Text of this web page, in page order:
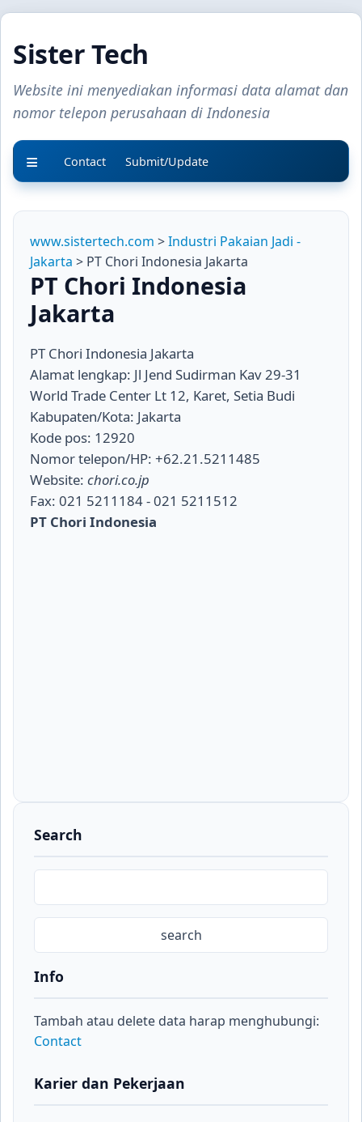
Sister Tech
Website ini menyediakan informasi data alamat dan
nomor telepon perusahaan di Indonesia
Contact Submit/Update
www.sistertech.com >Industri Pakaian Jadi -
Jakarta > PT Chori Indonesia Jakarta
PT Chori Indonesia
Jakarta
PT Chori Indonesia Jakarta
Alamat lengkap: Jl Jend Sudirman Kav 29-31
World Trade Center Lt 12, Karet, Setia Budi
Kabupaten/Kota: Jakarta
Kode pos: 12920
Nomor telepon/HP: +62.21.5211485
Website: chori.co.jp
Fax: 021 5211184 - 021 5211512
PT Chori Indonesia
Search
Info
Tambah atau delete data harap menghubungi:
Contact
Karier dan Pekerjaan